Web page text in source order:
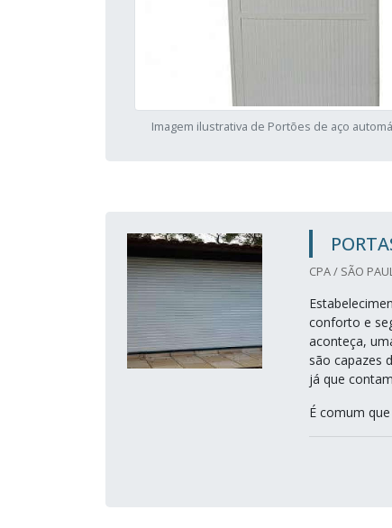
Imagem ilustrativa de Portões de aço
CPA / SÃO
conforto e
aconteça,
são capazes
já que
É comum